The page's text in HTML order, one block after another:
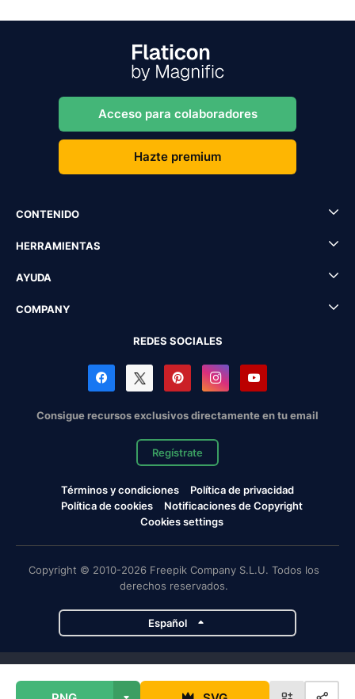
Acceso para colaboradores
Hazte premium
CONTENIDO
HERRAMIENTAS
AYUDA
COMPANY
REDES SOCIALES
Consigue recursos exclusivos directamente en tu email
Regístrate
Términos y condiciones
Política de privacidad
Política de cookies
Notificaciones de Copyright
Cookies settings
Copyright © 2010-2026 Freepik Company S.L.U. Todos los
derechos reservados.
Español